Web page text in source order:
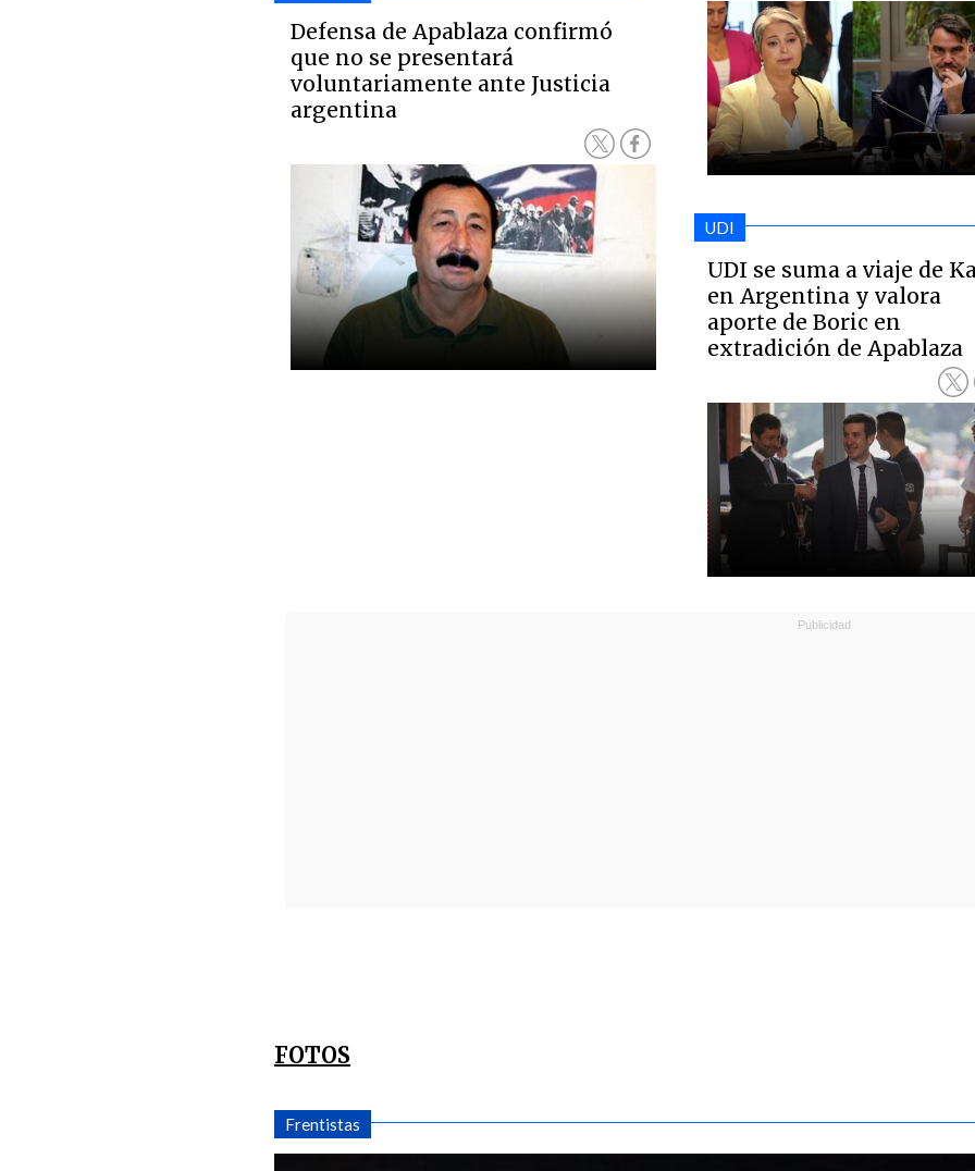
Defensa de Apablaza confirmó
que no se presentará
voluntariamente ante Justicia
argentina
UDI
UDI se suma a viaje de
en Argentina y valora
aporte de Boric en
extradición de Apablaza
FOTOS
Frentistas